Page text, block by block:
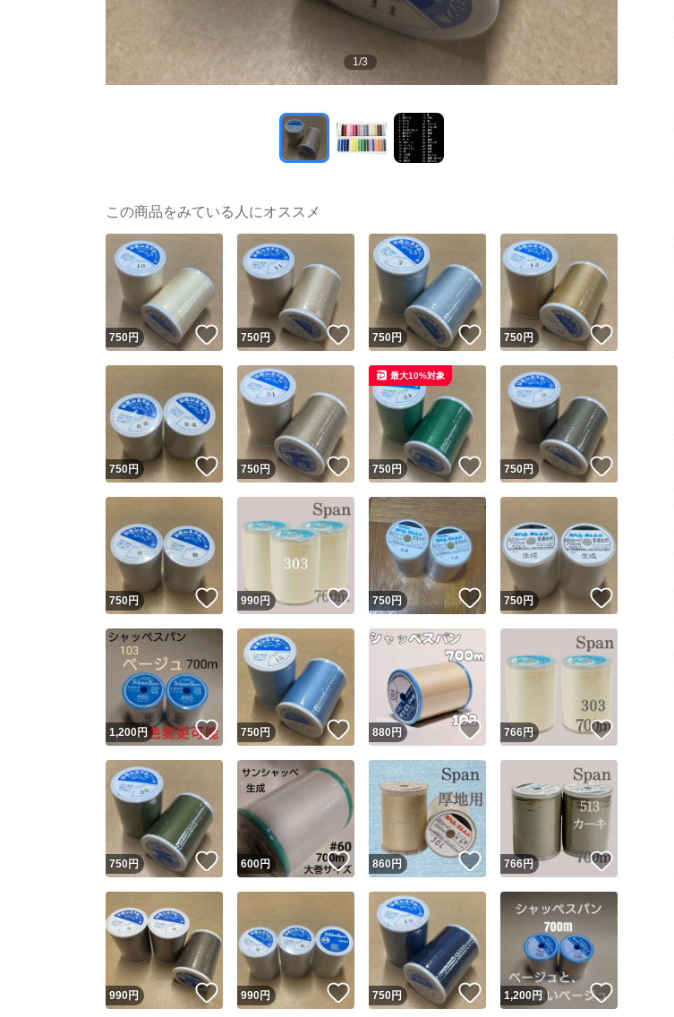
1/3
この商品をみている人にオススメ
750円 いいね！
750円 いいね！
750円 いいね！
750円
750円 いいね！
750円 いいね！
750円 いいね！
最大10%対象
750円
750円 いいね！
990円 いいね！
750円 いいね！
750円
1,200円 いいね！
750円 いいね！
880円 いいね！
766円
750円 いいね！
600円 いいね！
860円 いいね！
766円
990円 いいね！
990円 いいね！
750円 いいね！
1,200円